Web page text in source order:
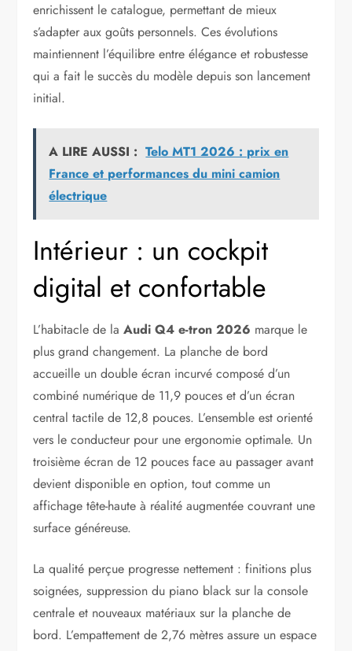
enrichissent le catalogue, permettant de mieux
s’adapter aux goûts personnels. Ces évolutions
maintiennent l’équilibre entre élégance et robustesse
qui a fait le succès du modèle depuis son lancement
initial.
A LIRE AUSSI : Telo MT1 2026 : prix en
France et performances du mini camion
électrique
Intérieur : un cockpit
digital et confortable
L’habitacle de laAudi Q4 e-tron 2026 marque le
plus grand changement. La planche de bord
accueille un double écran incurvé composé d’un
combiné numérique de 11,9 pouces et d’un écran
central tactile de 12,8 pouces. L’ensemble est orienté
vers le conducteur pour une ergonomie optimale. Un
troisième écran de 12 pouces face au passager avant
devient disponible en option, tout comme un
affichage tête-haute à réalité augmentée couvrant une
surface généreuse.
La qualité perçue progresse nettement : finitions plus
soignées, suppression du piano black sur la console
centrale et nouveaux matériaux sur la planche de
bord. L’empattement de 2,76 mètres assure un espace